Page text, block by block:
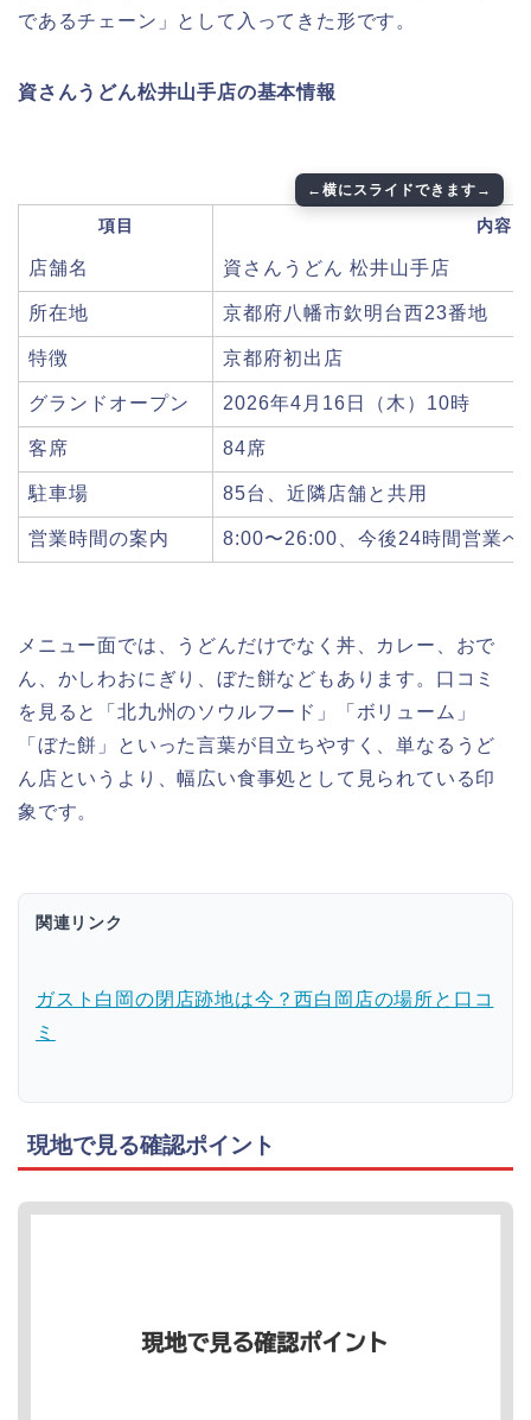
であるチェーン」として入ってきた形です。
資さんうどん松井山手店の基本情報
項目 内容
店舗名 資さんうどん 松井山手店
所在地 京都府八幡市欽明台西23番地
特徴 京都府初出店
グランドオープン 2026年4月16日（木）10時
客席 84席
駐車場 85台、近隣店舗と共用
営業時間の案内 8:00〜26:00、今後24時間営業へ
メニュー面では、うどんだけでなく丼、カレー、おで
ん、かしわおにぎり、ぼた餅などもあります。口コミ
を見ると「北九州のソウルフード」「ボリューム」
「ぼた餅」といった言葉が目立ちやすく、単なるうど
ん店というより、幅広い食事処として見られている印
象です。
関連リンク
ガスト白岡の閉店跡地は今？西白岡店の場所と口コ
ミ
現地で見る確認ポイント